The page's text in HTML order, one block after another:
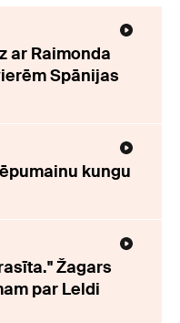
ar Raimonda
Spānijas
kungu
Žagars
par Leldi